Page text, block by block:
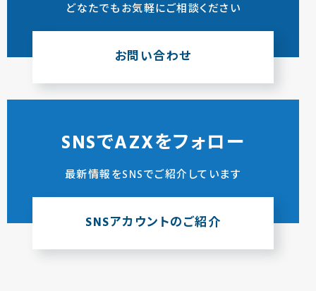
どなたでもお気軽にご相談ください
お問い合わせ
SNSでAZXをフォロー
最新情報をSNSでご紹介しています
SNSアカウントのご紹介